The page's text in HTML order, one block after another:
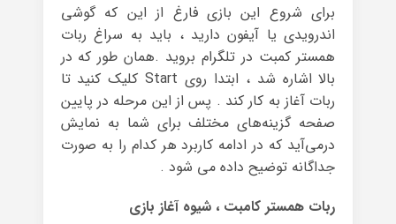
برای شروع این بازی فارغ از این که گوشی
اندرویدی یا آیفون دارید ، باید به سراغ ربات
همستر کمبت در تلگرام بروید .همان طور که در
بالا اشاره شد ، ابتدا روی Start کلیک کنید تا
ربات آغاز به کار کند . پس از این مرحله در پایین
صفحه گزینه‌های مختلف برای شما به نمایش
درمی‌آید که در ادامه کاربرد هر کدام را به صورت
جداگانه توضیح داده می شود .
ربات همستر کامبت ، شیوه آغاز بازی